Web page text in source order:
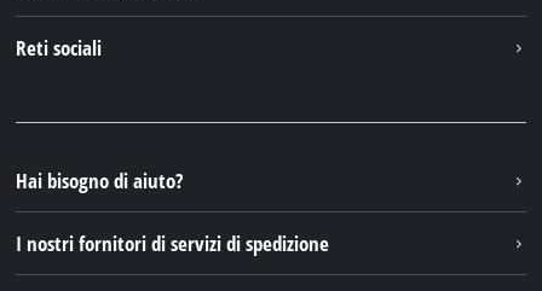
Einhell Germany AG
Reti sociali
Instagram
TikTok
Pinterest
Hai bisogno di aiuto?
I nostri fornitori di servizi di spedizione